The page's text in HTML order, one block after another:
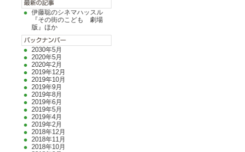
伊藤聡のシネマハッスル
『その街のこども 劇場
版』ほか
2030年5月
2020年5月
2020年2月
2019年12月
2019年10月
2019年9月
2019年8月
2019年6月
2019年5月
2019年4月
2019年2月
2018年12月
2018年11月
2018年10月